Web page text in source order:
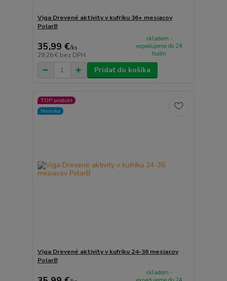
Viga Drevené aktivity v kufríku 36+ mesiacov
PolarB
35,99 €/ks
29,26 € bez DPH
skladom -
expedujeme do 24
hodín
Pridať do košíka
TOP produkt
Novinka
Viga Drevené aktivity v kufríku 24-36 mesiacov
PolarB
skladom -